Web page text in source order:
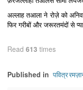
अल्लाह तआला ने रोज़े को
फिर गरीबों और जरूरतमंदों से
Read 613 times
Published in पवित्र